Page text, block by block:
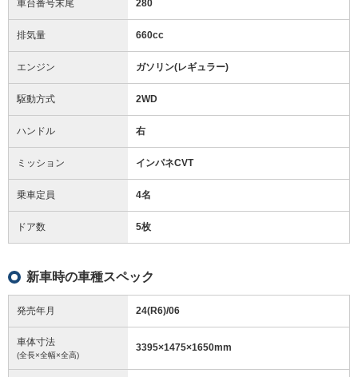
車台番号末尾 280
排気量 660cc
エンジン ガソリン(レギュラー)
駆動方式 2WD
ハンドル 右
ミッション インパネCVT
乗車定員 4名
ドア数 5枚
新車時の車種スペック
発売年月 24(R6)/06
車体寸法
(全長×全幅×全高)
3395×1475×1650mm